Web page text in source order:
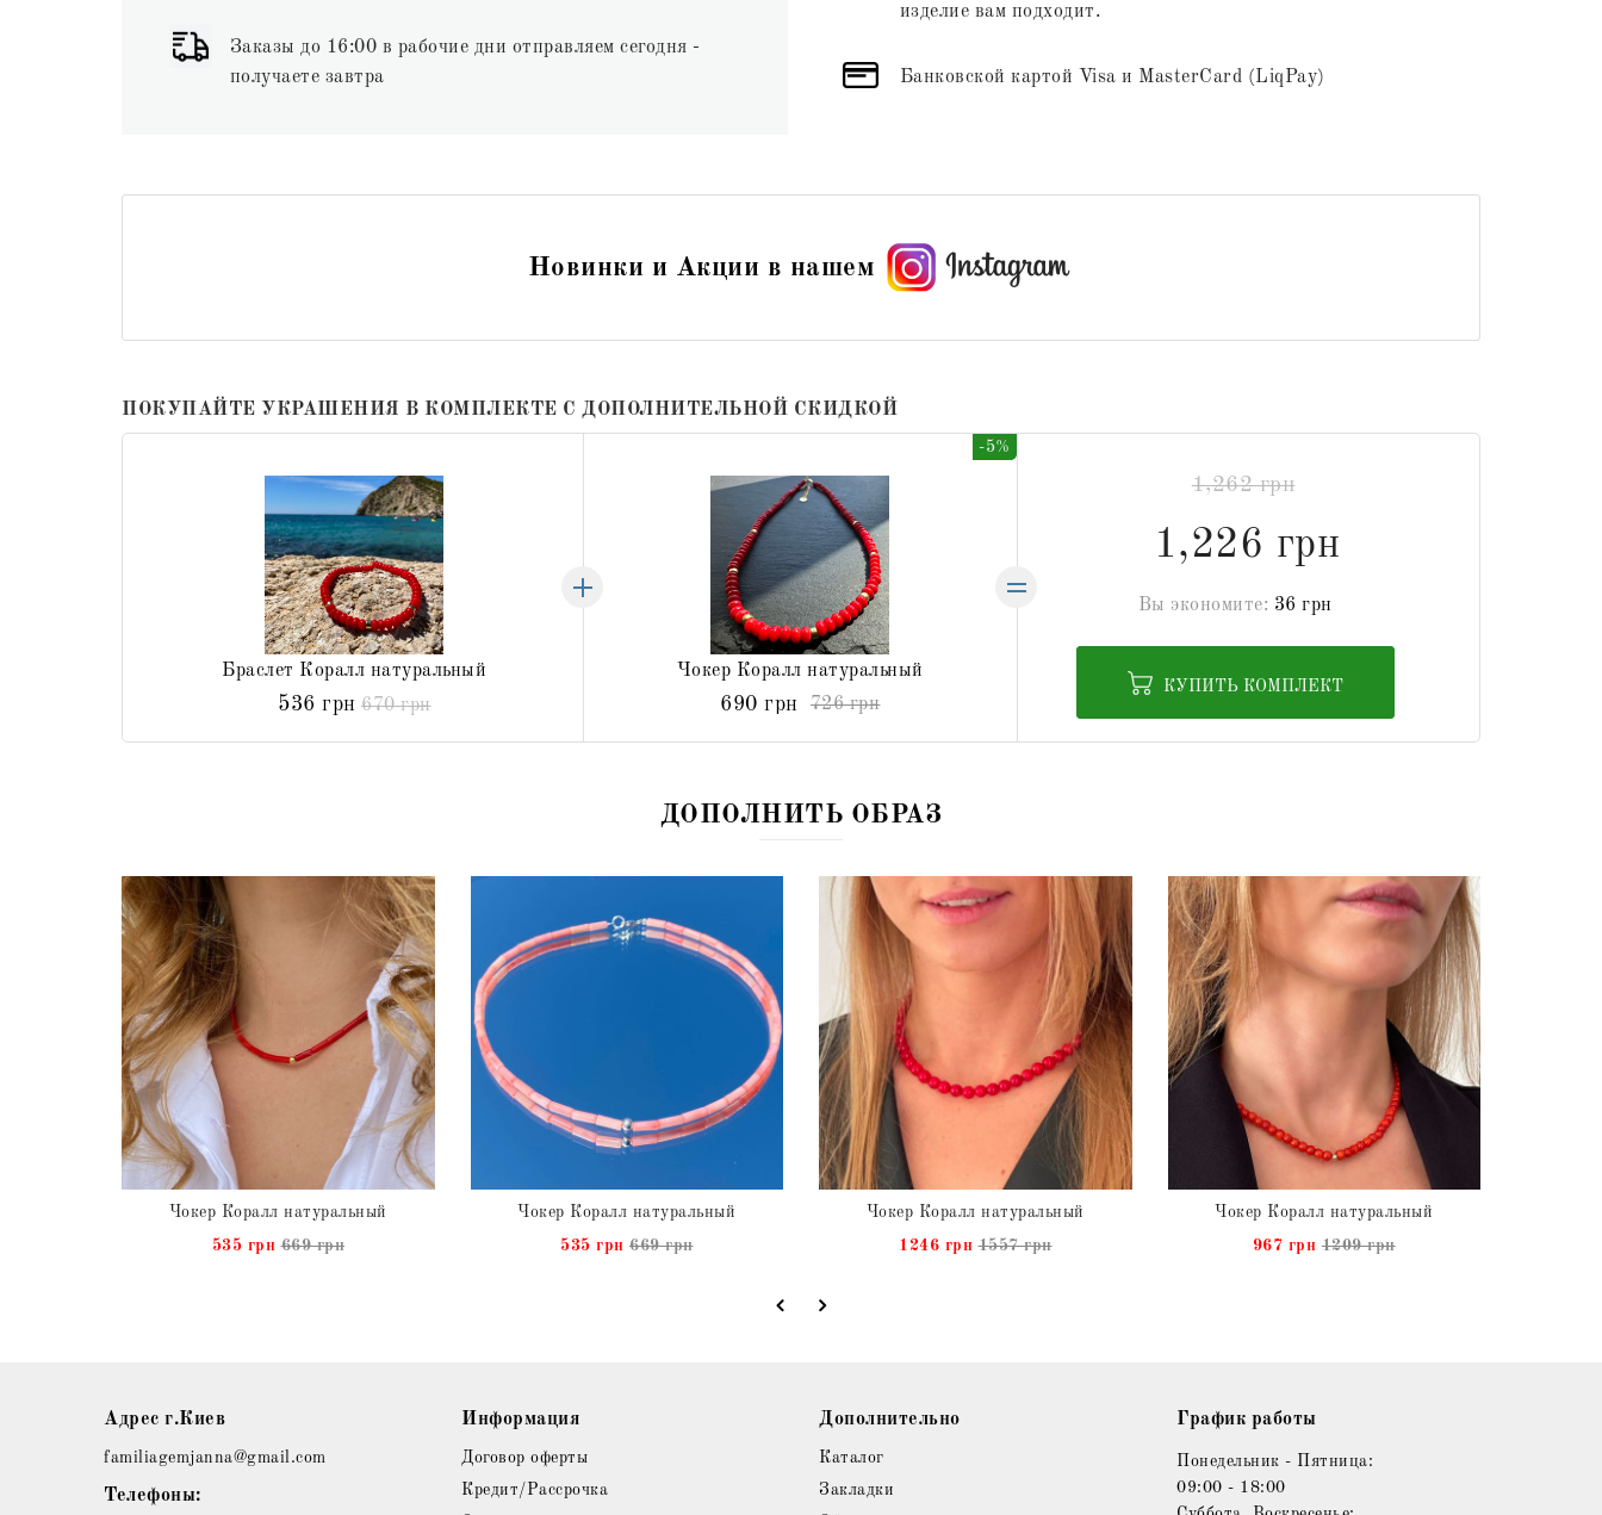
Заказы до 16:00 в рабочие дни отправляем сегодня -
получаете завтра
изделие вам подходит.
Банковской картой Visa и MasterCard (LiqPay)
Новинки и Акции в нашем
ПОКУПАЙТЕ УКРАШЕНИЯ В КОМПЛЕКТЕ С ДОПОЛНИТЕЛЬНОЙ СКИДКОЙ
536 грн 670 грн
Браслет Коралл натуральный
-5%
Чокер Коралл натуральный
690 грн 726 грн
1,262 грн
1,226 грн
Вы экономите: 36 грн
КУПИТЬ КОМПЛЕКТ
ДОПОЛНИТЬ ОБРАЗ
Чокер Коралл натуральный
535 грн 669 грн
Чокер Коралл натуральный
535 грн 669 грн
Чокер Коралл натуральный
1246 грн 1557 грн
Чокер Коралл натуральный
967 грн 1209 грн
Адрес г.Киев
familiagemjanna@gmail.com
Телефоны:
Информация
Договор оферты
Кредит/Рассрочка
Дополнительно
Каталог
Закладки
График работы
Понедельник - Пятница:
09:00 - 18:00